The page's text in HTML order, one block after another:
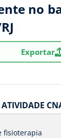
no
Exportar
ATIVIDADE
fisioterapia